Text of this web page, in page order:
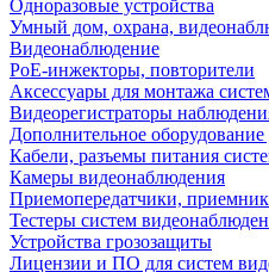
Одноразовые устройства
Умный дом, охрана,
Видеонаблюдение
PoE-инжекторы, повторители
Аксессуары для монтажа
Видеорегистраторы
Дополнительное
Кабели, разъемы питания
Камеры видеонаблюдения
Приемопередатчики,
Тестеры систем
Устройства грозозащиты
Лицензии и ПО для систем